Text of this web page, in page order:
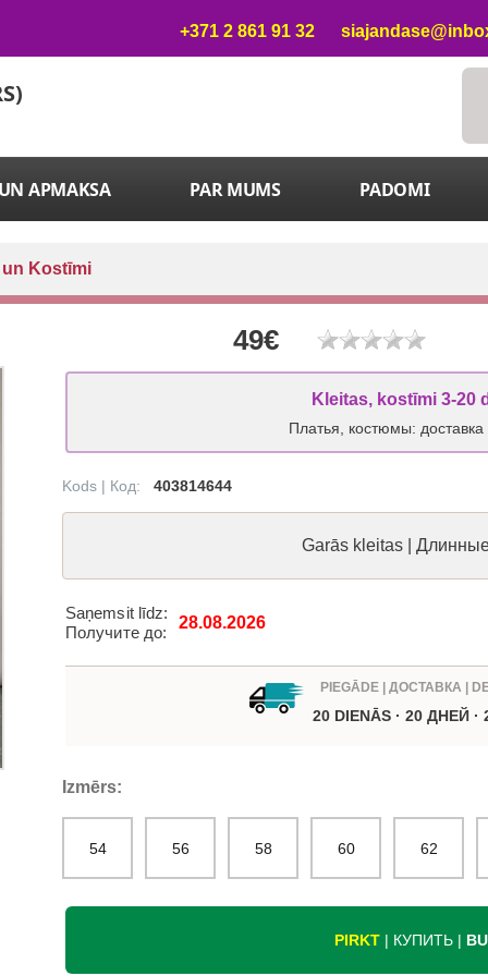
+371 2 861 91 32
APMAKSA PAR MUMS PADOMI
Kostīmi
49€
Kleitas, kostīmi 3-20
Платья, костюмы:
Kods | Код: 403814644
Garās kleitas |
Saņemsit līdz:
Получите до:
28.08.2026
PIEGĀDE | ДОСТАВКА |
20 DIENĀS · 20 ДНЕЙ ·
Izmērs:
54 56 58 60 62
PIRKT | КУПИТЬ |